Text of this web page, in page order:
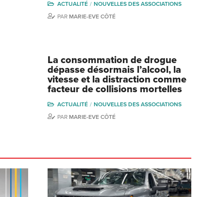
ACTUALITÉ
NOUVELLES DES ASSOCIATIONS
PAR MARIE-EVE CÔTÉ
La consommation de drogue
dépasse désormais l’alcool, la
vitesse et la distraction comme
facteur de collisions mortelles
ACTUALITÉ
NOUVELLES DES ASSOCIATIONS
PAR MARIE-EVE CÔTÉ